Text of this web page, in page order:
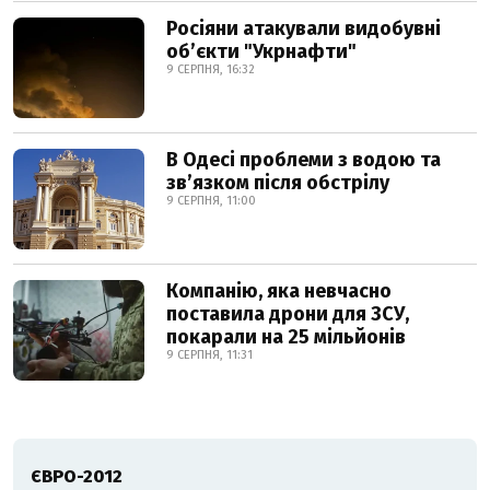
Росіяни атакували видобувні
обʼєкти "Укрнафти"
9 СЕРПНЯ, 16:32
В Одесі проблеми з водою та
звʼязком після обстрілу
9 СЕРПНЯ, 11:00
Компанію, яка невчасно
поставила дрони для ЗСУ,
покарали на 25 мільйонів
9 СЕРПНЯ, 11:31
ЄВРО-2012